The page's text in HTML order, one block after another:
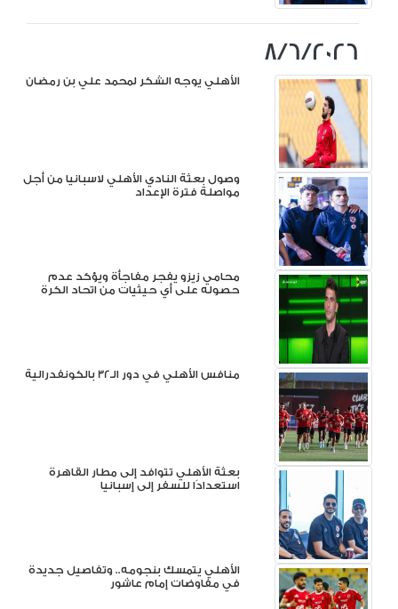
8/6/2026
الأهلي يوجه الشكر لمحمد علي بن رمضان
وصول بعثة النادي الأهلي لاسبانيا من أجل
مواصلة فترة الإعداد
محامي زيزو يفجر مفاجأة ويؤكد عدم
حصوله على أي حيثيات من اتحاد الكرة
منافس الأهلي في دور الـ32 بالكونفدرالية
بعثة الأهلي تتوافد إلى مطار القاهرة
استعدادًا للسفر إلى إسبانيا
الأهلي يتمسك بنجومه.. وتفاصيل جديدة
في مفاوضات إمام عاشور